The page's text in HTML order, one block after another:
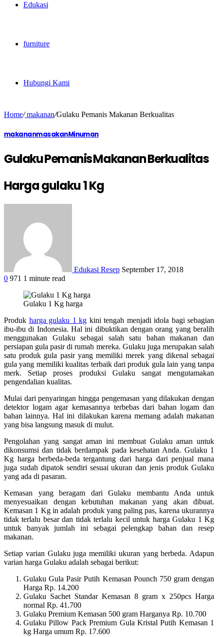
Edukasi
furniture
Hubungi Kami
Home/makanan/Gulaku Pemanis Makanan Berkualitas
makananmasakanMinuman
Gulaku Pemanis Makanan Berkualitas
Harga gulaku 1 Kg
Edukasi Resep September 17, 2018
0 971 1 minute read
Gulaku 1 Kg harga
Produk harga gulaku 1 kg kini tengah menjadi idola bagi sebagian
ibu-ibu di Indonesia. Hal ini dibuktikan dengan orang yang beralih
menggunakan Gulaku sebagai salah satu bahan makanan dan
persiapan gula pasir di rumah mereka. Gulaku juga merupakan salah
satu produk gula pasir yang memiliki merek yang dikenal sebagai
gula yang memiliki kualitas terbaik dari produk gula lain yang tanpa
merk. Setiap proses produksi Gulaku sangat mengutamakan
pengendalian kualitas.
Mulai dari penyaringan hingga pengemasan yang dilakukan dengan
detektor logam agar kemasannya terbebas dari bahan logam dan
bahan lainnya.Hal ini dilakukan karena memang adalah makanan
yang bisa langsung masuk di mulut.
Pengolahan yang sangat aman ini membuat Gulaku aman untuk
dikonsumsi dan tidak berdampak pada kesehatan Anda. Gulaku 1
Kg harga berbeda-beda tergantung dari harga dari penjual mana
juga sudah dipatok sendiri sesuai ukuran dan jenis produk Gulaku
yang ada di pasaran.
Kemasan yang beragam dari Gulaku membantu Anda untuk
menyesuaikan dengan kebutuhan makanan yang akan dibuat.
Kemasan 1 Kg in adalah produk yang paling pas, karena ukurannya
tidak terlalu besar dan tidak terlalu kecil untuk harga Gulaku 1 Kg
untuk banyak jumlah ini sebagai pelengkap bahan dan resep
makanan.
Setiap varian Gulaku juga memiliki ukuran yang berbeda. Adapun
varian harga Gulaku adalah sebagai berikut:
Gulaku Gula Pasir Putih Kemasan Pounch 750 gram dengan
Harga Rp. 14.200
Gulaku Sachet Standar Kemasan 8 gram x 250pcs Harga
normal Rp. 41.700
Gulaku Premium Kemasan 500 gram Harganya Rp. 10.700
Gulaku Pillow Pack Premium Gula Kristal Putih Kemasan 1
kg Harga umum Rp. 17.600